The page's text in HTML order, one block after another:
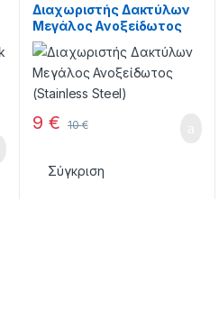
Διαχωριστής Δακτύλων
Μεγάλος Ανοξείδωτος
(Stainless Steel)
9€ 10€
Σύγκριση